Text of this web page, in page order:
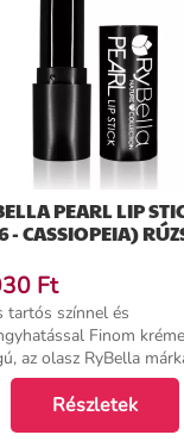
PEARL LIP
(106 - CASSIOPEIA)
Ft
tartós színnel és
Finom
az olasz RyBella
csodálatosan puha,
és ragyogó ajkak
visszaverődésével érzéki
Részletek